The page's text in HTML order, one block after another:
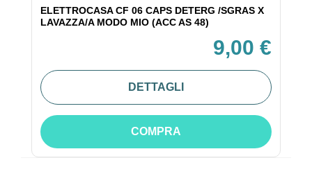
ELETTROCASA CF 06 CAPS DETERG /SGRAS X
LAVAZZA/A MODO MIO (ACC AS 48)
9,00 €
DETTAGLI
COMPRA